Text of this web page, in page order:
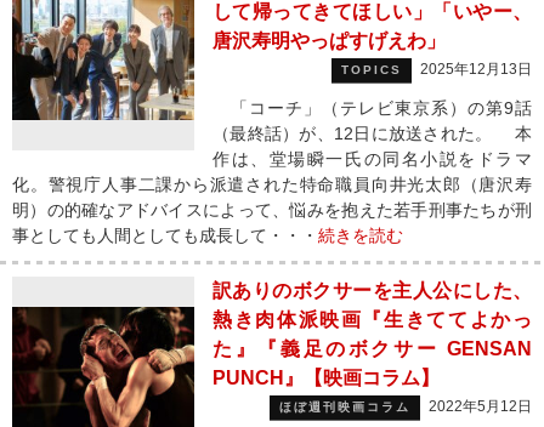
して帰ってきてほしい」「いやー、
唐沢寿明やっぱすげえわ」
TOPICS 2025年12月13日
「コーチ」（テレビ東京系）の第9話
（最終話）が、12日に放送された。 本
作は、堂場瞬一氏の同名小説をドラマ
化。警視庁人事二課から派遣された特命職員向井光太郎（唐沢寿
明）の的確なアドバイスによって、悩みを抱えた若手刑事たちが刑
事としても人間としても成長して・・・ 続きを読む
訳ありのボクサーを主人公にした、
熱き肉体派映画『生きててよかっ
た』『義足のボクサー GENSAN
PUNCH』【映画コラム】
ほぼ週刊映画コラム 2022年5月12日